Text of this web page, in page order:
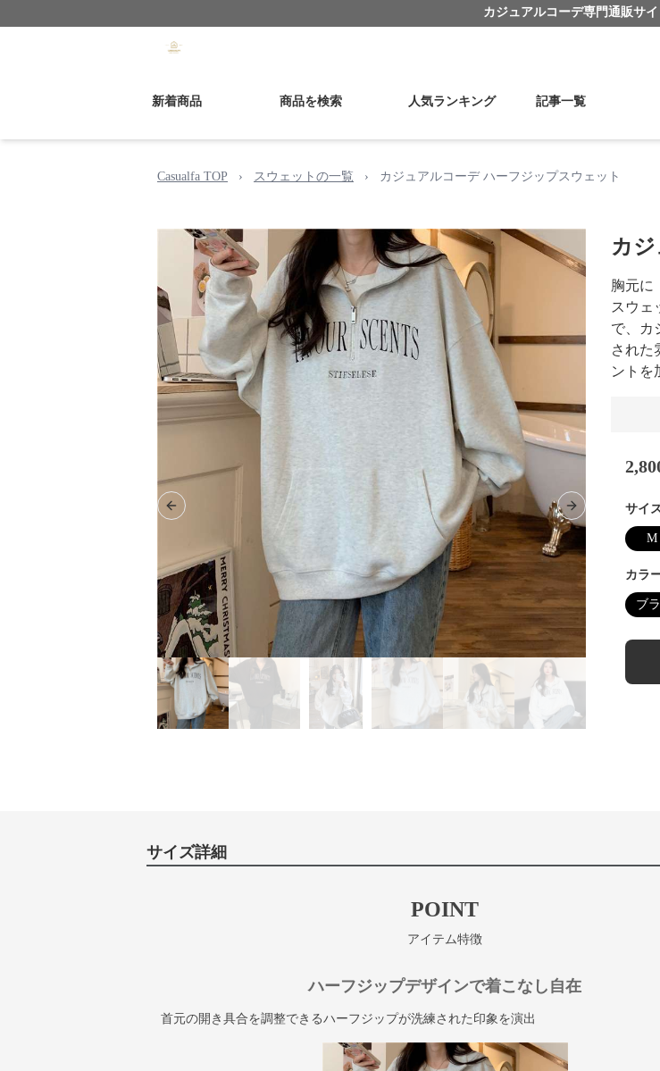
カジュアルコーデ専門通販サイ
新着商品 商品を検索 人気ランキング 記事一覧
Casualfa TOP › スウェットの一覧 › カジュアルコーデ ハーフジップスウェット
Previous slide Next slide
カ
胸元に
スウェ
で、カ
された
ントを
サイ
M
カラ
ブ
サイズ詳細
POINT
アイテム特徴
ハーフジップデザインで着こなし自在
首元の開き具合を調整できるハーフジップが洗練された印象を演出